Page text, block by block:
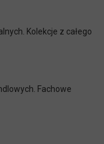
Kolekcje z całego
Fachowe